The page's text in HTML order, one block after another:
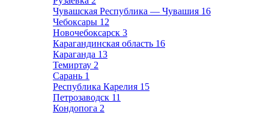
Чувашская Республика — Чувашия 16
Чебоксары 12
Новочебоксарск 3
Карагандинская область 16
Караганда 13
Темиртау 2
Сарань 1
Республика Карелия 15
Петрозаводск 11
Кондопога 2